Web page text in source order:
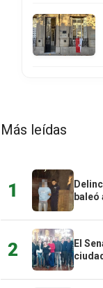
Más leídas
1
baleó
2
El